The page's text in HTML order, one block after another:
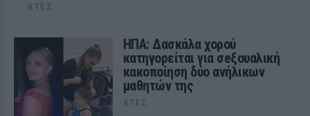
ΧΤΕΣ
ΗΠΑ: Δασκάλα χορού
κατηγορείται για σeξουαλική
κακοποίηση δύο ανήλικων
μαθητών της
ΧΤΕΣ